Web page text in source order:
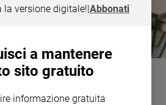
insegnante? Il merito fa
la versione digitale!|Abbonati
a mantenere
sito gratuito
informazione gratuita